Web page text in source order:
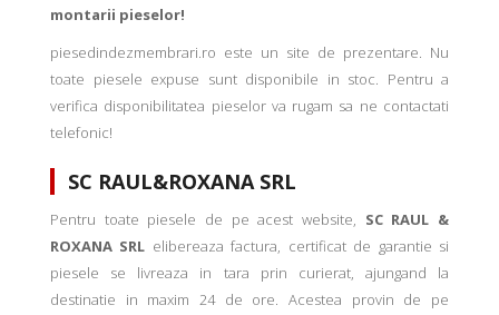
montarii pieselor!
piesedindezmembrari.ro este un site de prezentare. Nu
toate piesele expuse sunt disponibile in stoc. Pentru a
verifica disponibilitatea pieselor va rugam sa ne contactati
telefonic!
SC RAUL&ROXANA SRL
Pentru toate piesele de pe acest website, SC RAUL &
ROXANA SRL elibereaza factura, certificat de garantie si
piesele se livreaza in tara prin curierat, ajungand la
destinatie in maxim 24 de ore. Acestea provin de pe